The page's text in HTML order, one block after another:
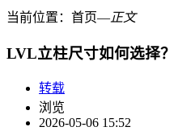
当前位置： 首页―正文
LVL立柱尺寸如何选择
转载
浏览
2026-05-06 15:52